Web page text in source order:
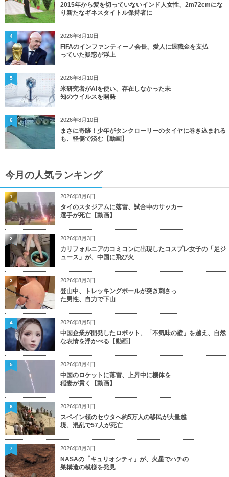
2015年から髪を切っていないインド人女性、2m72cmにな
り新たなギネスタイトル保持者に
2026年8月10日
FIFAのインファンティーノ会長、愛人に退職金を支払
っていた疑惑が浮上
4
2026年8月10日
米研究者がAIを使い、存在しなかった未
知のウイルスを開発
5
2026年8月10日
まさに奇跡！少年がタンクローリーのタイヤに巻き込まれる
も、軽傷で済む【動画】
6
今月の人気ランキング
2026年8月6日
タイのスタジアムに落雷、試合中のサッカー
選手が死亡【動画】
1
2026年8月3日
カリフォルニアのコミコンに出現したコスプレ女子の「足ジ
ュース」が、中国に飛び火
2
2026年8月3日
登山中、トレッキングポールが突き刺さっ
た男性、自力で下山
3
2026年8月5日
中国企業が開発したロボット、「不気味の壁」を越え、自然
な表情を浮かべる【動画】
4
2026年8月4日
中国のロケットに落雷、上昇中に機体を
稲妻が貫く【動画】
5
2026年8月1日
スペイン領のセウタへ約5万人の移民が大量越
境、混乱で57人が死亡
6
2026年8月3日
NASAの「キュリオシティ」が、火星でハチの
巣構造の模様を発見
7